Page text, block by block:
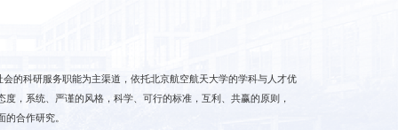
的科研服务职能为主渠道，依托北京航空航天大学的学科与人才优
，系统、严谨的风格，科学、可行的标准，互利、共赢的原则，
合作研究。